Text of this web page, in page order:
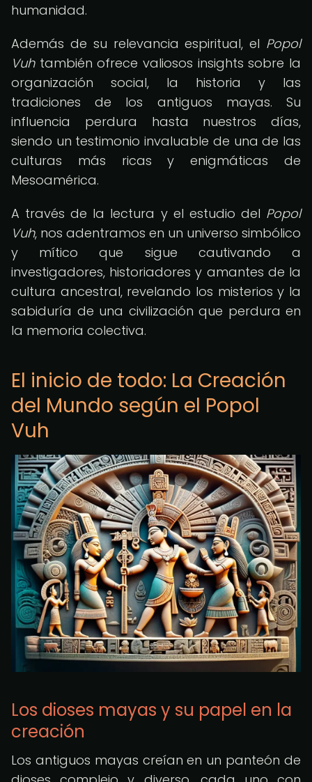
humanidad.
Además de su relevancia espiritual, el Popol
Vuhtambién ofrece valiosos insights sobre la
organización social, la historia y las
tradiciones de los antiguos mayas. Su
influencia perdura hasta nuestros días,
siendo un testimonio invaluable de una de las
culturas más ricas y enigmáticas de
Mesoamérica.
A través de la lectura y el estudio del Popol
Vuh, nos adentramos en un universo simbólico
y mítico que sigue cautivando a
investigadores, historiadores y amantes de la
cultura ancestral, revelando los misterios y la
sabiduría de una civilización que perdura en
la memoria colectiva.
El inicio de todo: La Creación
del Mundo según el Popol
Vuh
Los dioses mayas y su papel en la
creación
Los antiguos mayas creían en un panteón de